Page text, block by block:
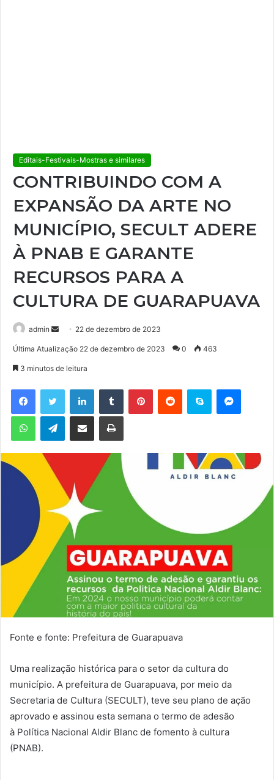
Editais-Festivais-Mostras e similares
CONTRIBUINDO COM A
EXPANSÃO DA ARTE NO
MUNICÍPIO, SECULT ADERE
À PNAB E GARANTE
RECURSOS PARA A
CULTURA DE GUARAPUAVA
admin
d
e
m
l
22 de dezembro de 2023
Última Atualização 22 de dezembro de 2023 0 463
3 minutos de leitura
Telegram
Fonte e fonte: Prefeitura de Guarapuava
Uma realização histórica para o setor da cultura do
município. A prefeitura de Guarapuava, por meio da
Secretaria de Cultura (SECULT), teve seu plano de ação
aprovado e assinou esta semana o termo de adesão
à Política Nacional Aldir Blanc de fomento à cultura
(PNAB).